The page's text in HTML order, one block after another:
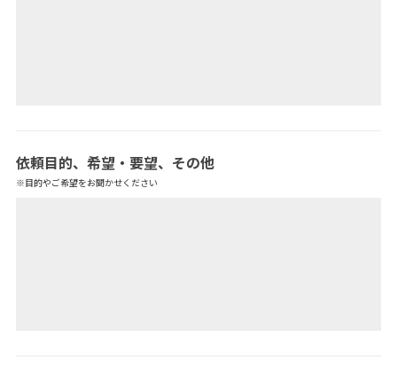
依頼目的、希望・要望、その他
※目的やご希望をお聞かせください